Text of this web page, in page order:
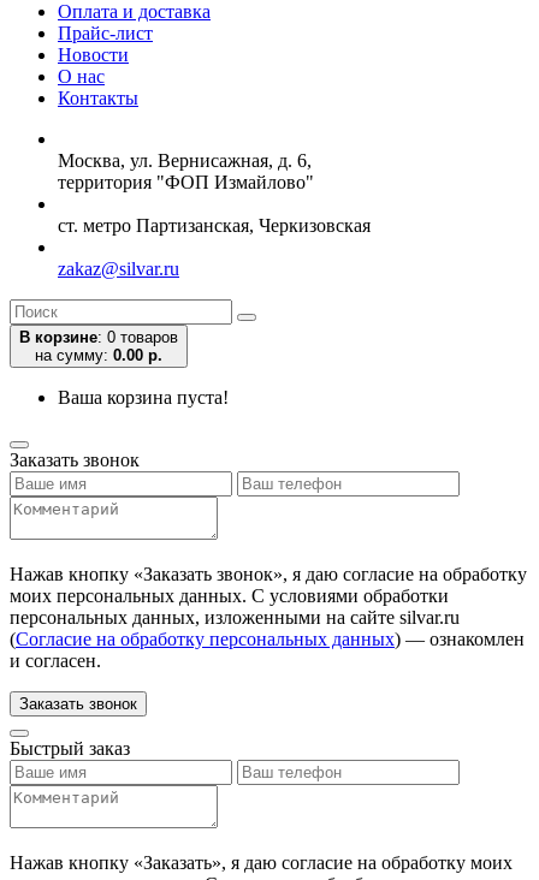
Оплата и доставка
Прайс-лист
Новости
О нас
Контакты
Москва, ул. Вернисажная, д. 6,
территория "ФОП Измайлово"
ст. метро Партизанская, Черкизовская
zakaz@silvar.ru
В корзине: 0 товаров
на сумму: 0.00 р.
Ваша корзина пуста!
Заказать звонок
Нажав кнопку «Заказать звонок», я даю согласие на обработку
моих персональных данных. С условиями обработки
персональных данных, изложенными на сайте silvar.ru
(Согласие на обработку персональных данных) — ознакомлен
и согласен.
Заказать звонок
Быстрый заказ
Нажав кнопку «Заказать», я даю согласие на обработку моих